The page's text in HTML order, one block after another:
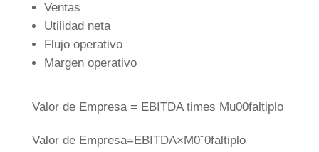
Ventas
Utilidad neta
Flujo operativo
Margen operativo
Valor de Empresa = EBITDA times Mu00faltiplo
Valor de Empresa=EBITDA×M0˘0faltiplo